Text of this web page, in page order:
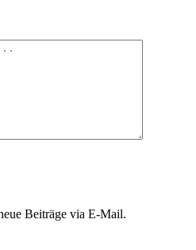
Beiträge via E-Mail.